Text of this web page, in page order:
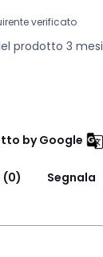
verificato
prodotto 3 mesi
by Google
(0)
Segnala